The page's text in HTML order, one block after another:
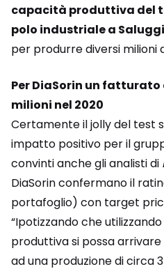
capacità produttiva del
polo industriale a
per produrre diversi milioni
Per DiaSorin un
milioni nel 2020
Certamente il jolly del test
impatto positivo per il
convinti anche gli analisti di
DiaSorin confermano il
portafoglio) con target
“Ipotizzando che
produttiva si possa
ad una produzione di circa